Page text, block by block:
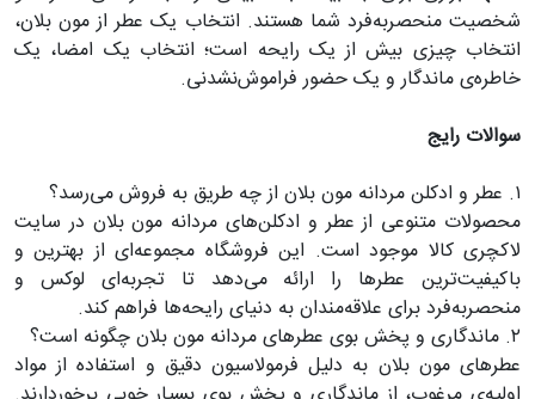
شخصیت منحصر‌به‌فرد شما هستند. انتخاب یک عطر از مون بلان،
انتخاب چیزی بیش از یک رایحه است؛ انتخاب یک امضا، یک
خاطره‌ی ماندگار و یک حضور فراموش‌نشدنی.
سوالات رایج
۱. عطر و ادکلن مردانه مون بلان از چه طریق به فروش می‌رسد؟
محصولات متنوعی از عطر و ادکلن‌های مردانه مون بلان در سایت
لاکچری کالا موجود است. این فروشگاه مجموعه‌ای از بهترین و
باکیفیت‌ترین عطرها را ارائه می‌دهد تا تجربه‌ای لوکس و
منحصربه‌فرد برای علاقه‌مندان به دنیای رایحه‌ها فراهم کند.
۲. ماندگاری و پخش بوی عطرهای مردانه مون بلان چگونه است؟
عطرهای مون بلان به دلیل فرمولاسیون دقیق و استفاده از مواد